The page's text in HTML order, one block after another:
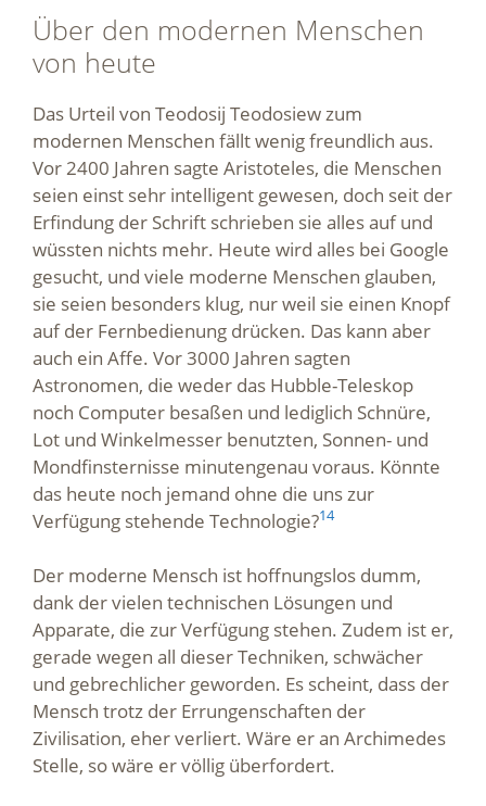
Über den modernen Menschen
von heute
Das Urteil von Teodosij Teodosiew zum
modernen Menschen fällt wenig freundlich aus.
Vor 2400 Jahren sagte Aristoteles, die Menschen
seien einst sehr intelligent gewesen, doch seit der
Erfindung der Schrift schrieben sie alles auf und
wüssten nichts mehr. Heute wird alles bei Google
gesucht, und viele moderne Menschen glauben,
sie seien besonders klug, nur weil sie einen Knopf
auf der Fernbedienung drücken. Das kann aber
auch ein Affe. Vor 3000 Jahren sagten
Astronomen, die weder das Hubble-Teleskop
noch Computer besaßen und lediglich Schnüre,
Lot und Winkelmesser benutzten, Sonnen- und
Mondfinsternisse minutengenau voraus. Könnte
das heute noch jemand ohne die uns zur
Verfügung stehende Technologie?14
Der moderne Mensch ist hoffnungslos dumm,
dank der vielen technischen Lösungen und
Apparate, die zur Verfügung stehen. Zudem ist er,
gerade wegen all dieser Techniken, schwächer
und gebrechlicher geworden. Es scheint, dass der
Mensch trotz der Errungenschaften der
Zivilisation, eher verliert. Wäre er an Archimedes
Stelle, so wäre er völlig überfordert.